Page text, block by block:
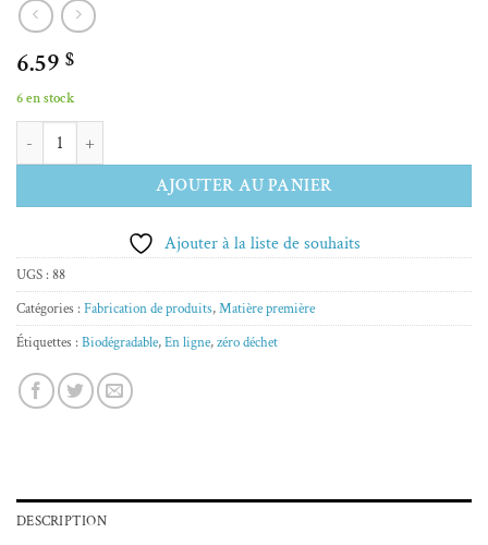
6.59 $
6 en stock
quantité de Acide stéarique
AJOUTER AU PANIER
Alternative:
Ajouter à la liste de souhaits
UGS : 88
Catégories : Fabrication de produits,Matière première
Étiquettes : Biodégradable,En ligne,zéro déchet
DESCRIPTION